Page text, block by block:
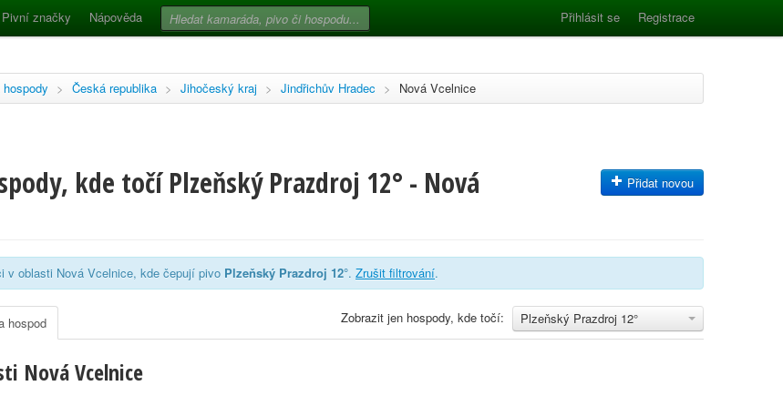
Pivní značky Nápověda Přihlásit se Registrace
> Česká republika > Jihočeský kraj > Jindřichův Hradec > Nová Vcelnice
kde točí Plzeňský Prazdroj 12° - Nová Přidat novou
v oblasti Nová Vcelnice, kde čepují pivo Plzeňský Prazdroj 12°. Zrušit filtrování.
Plzeňský Prazdroj 12°
Zobrazit jen hospody, kde točí:
hospod
Nová Vcelnice